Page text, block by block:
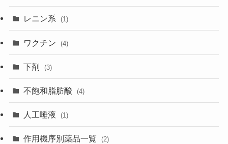
レニン系 (1)
ワクチン (4)
下剤 (3)
不飽和脂肪酸 (4)
人工唾液 (1)
作用機序別薬品一覧 (2)